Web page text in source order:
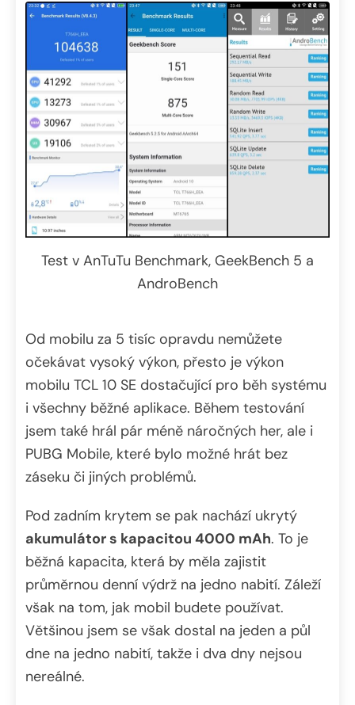
Test v AnTuTu Benchmark, GeekBench 5 a
AndroBench
Od mobilu za 5 tisíc opravdu nemůžete
očekávat vysoký výkon, přesto je výkon
mobilu TCL 10 SE dostačující pro běh systému
i všechny běžné aplikace. Během testování
jsem také hrál pár méně náročných her, ale i
PUBG Mobile, které bylo možné hrát bez
záseku či jiných problémů.
Pod zadním krytem se pak nachází ukrytý
akumulátor s kapacitou 4000 mAh. To je
běžná kapacita, která by měla zajistit
průměrnou denní výdrž na jedno nabití. Záleží
však na tom, jak mobil budete používat.
Většinou jsem se však dostal na jeden a půl
dne na jedno nabití, takže i dva dny nejsou
nereálné.